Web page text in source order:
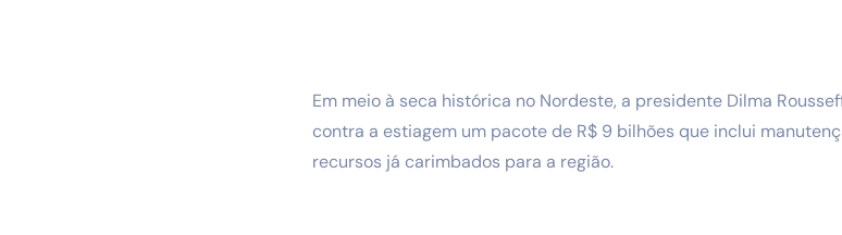
Em meio à seca histórica no Nordeste, a presidente Dilma
contra a estiagem um pacote de R$ 9 bilhões que inclui
recursos já carimbados para a região.